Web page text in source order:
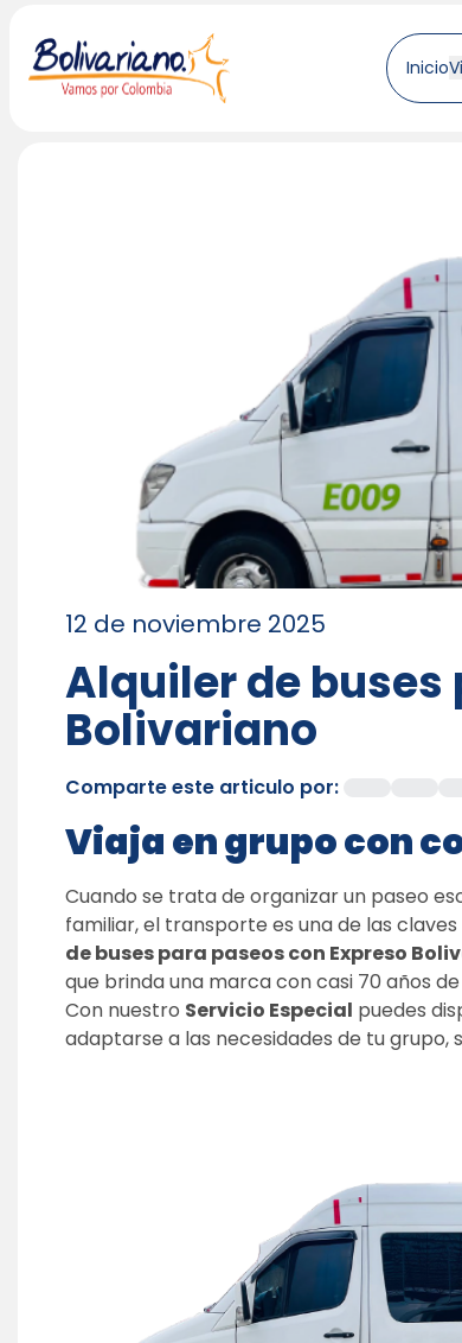
Inicio
12 de noviembre 2025
Alquiler de buses
Bolivariano
Comparte este articulo por:
Viaja en grupo con
Cuando se trata de organizar un paseo
familiar, el transporte es una de las
de buses para paseos con Expreso
que brinda una marca con casi 70 años
Con nuestro Servicio Especial puedes
adaptarse a las necesidades de tu grupo,